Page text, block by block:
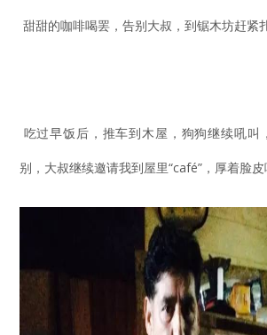
甜甜的咖啡喝罢，告别大叔，到锯木坊赶紧
吃过早饭后，推车到木屋，狗狗继续吼叫
别，大叔继续邀请我到屋里“café”，厚着脸皮